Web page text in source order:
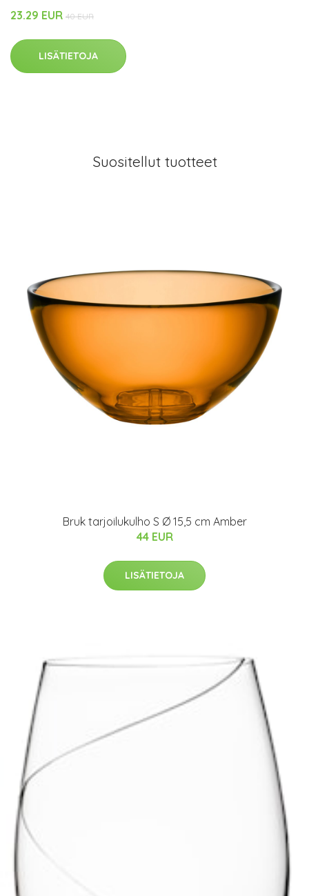
23.29 EUR 40 EUR
LISÄTIETOJA
Suositellut tuotteet
Bruk tarjoilukulho S Ø 15,5 cm Amber
44 EUR
LISÄTIETOJA